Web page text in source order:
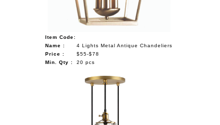
Item Code:
Name :
4 Lights Metal Antique Chandeliers
Price :
$55-$78
Min. Qty :
20 pcs